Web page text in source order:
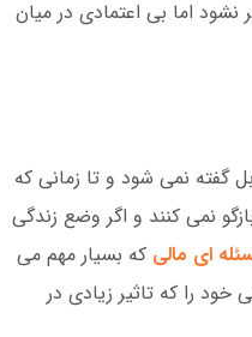
نشود اما بی اعتمادی در میان
گفته نمی شود و تا زمانی که
نمی کنند و اگر وضع زندگی
ای مالی که بسیار مهم می
را که تاثیر زیادی در